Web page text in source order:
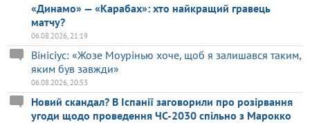
«Динамо» — «Карабах»: хто найкращий гравець
матчу?
06.08.2026, 21:19
Вінісіус: «Жозе Моурінью хоче, щоб я залишався таким,
яким був завжди»
06.08.2026, 20:53
Новий скандал? В Іспанії заговорили про розірвання
угоди щодо проведення ЧС-2030 спільно з Марокко